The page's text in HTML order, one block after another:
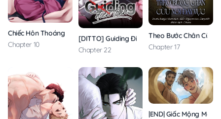
Chiếc Hôn Thoáng Qua
Chapter 10
[DITTO] Guiding Điên Loạn
Chapter 22
Theo Bước Chân Cừu
Chapter 17
|END| Giấc Mộng May